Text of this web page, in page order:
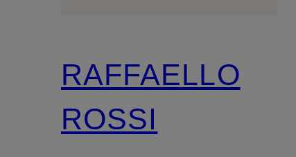
RAFFAELLO
ROSSI